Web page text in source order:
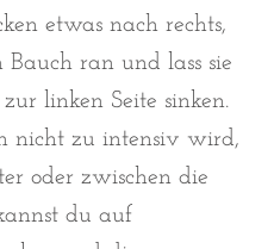
etwas nach rechts,
ran und lass sie
linken Seite sinken.
nicht zu intensiv wird,
oder zwischen die
du auf